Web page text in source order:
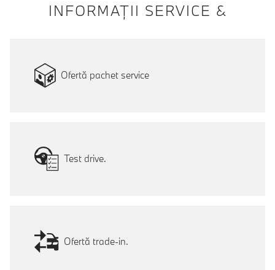
INFORMAŢII SERVICE &
Ofertă pachet service
Test drive.
Ofertă trade-in.